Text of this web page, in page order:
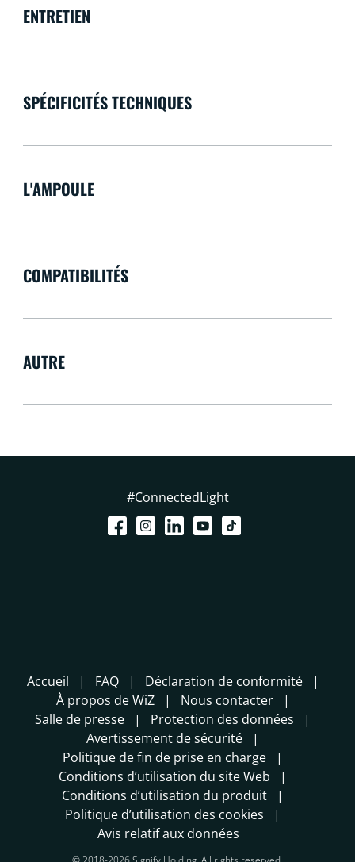
ENTRETIEN
SPÉCIFICITÉS TECHNIQUES
L'AMPOULE
COMPATIBILITÉS
AUTRE
#ConnectedLight
Accueil FAQ
Déclaration de conformité
À propos de WiZ
Nous contacter
Salle de presse
Protection des données
Avertissement de sécurité
Politique de fin de prise en charge
Conditions d’utilisation du site Web
Conditions d’utilisation du produit
Politique d’utilisation des cookies
Avis relatif aux données